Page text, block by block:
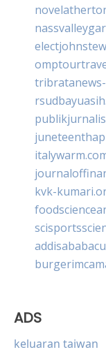
kvk-
ADS
keluaran taiwan